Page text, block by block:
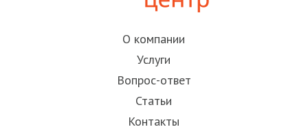
О компании
Услуги
Вопрос-ответ
Статьи
Контакты